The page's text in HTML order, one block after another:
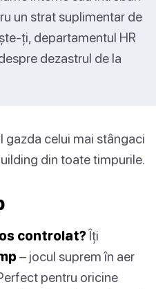
un strat suplimentar de
ți, departamentul HR
dezastrul de la
gazda celui mai stângaci
din toate timpurile.
controlat?Îți
– jocul suprem în aer
pentru oricine